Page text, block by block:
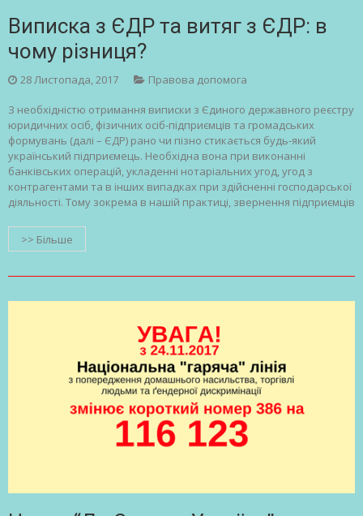
Виписка з ЄДР та витяг з ЄДР: в
чому різниця?
28 Листопада, 2017 Правова допомога
З необхідністю отримання виписки з Єдиного державного реєстру
юридичних осіб, фізичних осіб-підприємців та громадських
формувань (далі – ЄДР) рано чи пізно стикається будь-який
український підприємець. Необхідна вона при виконанні
банківських операцій, укладенні нотаріальних угод, угод з
контрагентами та в інших випадках при здійсненні господарської
діяльності. Тому зокрема в нашій практиці, звернення підприємців
>> Більше